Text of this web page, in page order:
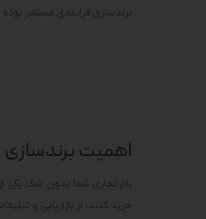
برندسازی فرایندی مستمر
اهمیت برندسازی
نام تجاری شما بدون شک یکی
خرید کنند، از بازاریابی و